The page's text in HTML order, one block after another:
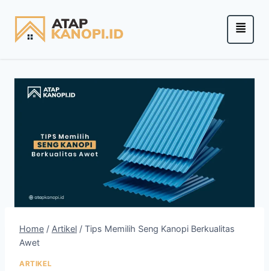
Home / Artikel / Tips Memilih Seng Kanopi Berkualitas
Awet
ARTIKEL